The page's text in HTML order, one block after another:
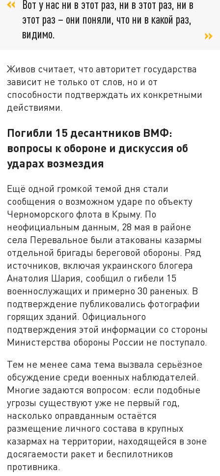
Вот у нас ни в этот раз, ни в этот раз, ни в
этот раз – они поняли, что ни в какой раз,
видимо.
Живов считает, что авторитет государства
зависит не только от слов, но и от
способности подтверждать их конкретными
действиями.
Погибли 15 десантников ВМФ:
вопросы к обороне и дискуссия об
ударах возмездия
Ещё одной громкой темой дня стали
сообщения о возможном ударе по объекту
Черноморского флота в Крыму. По
неофициальным данным, 28 мая в районе
села Перевальное были атакованы казармы
отдельной бригады береговой обороны. Ряд
источников, включая украинского блогера
Анатолия Шария, сообщил о гибели 15
военнослужащих и примерно 30 раненых. В
подтверждение публиковались фотографии
горящих зданий. Официального
подтверждения этой информации со стороны
Министерства обороны России не поступало.
Тем не менее сама тема вызвала серьёзное
обсуждение среди военных наблюдателей.
Многие задаются вопросом: если подобные
угрозы существуют уже не первый год,
насколько оправданным остаётся
размещение личного состава в крупных
казармах на территории, находящейся в зоне
досягаемости ракет и беспилотников
противника.